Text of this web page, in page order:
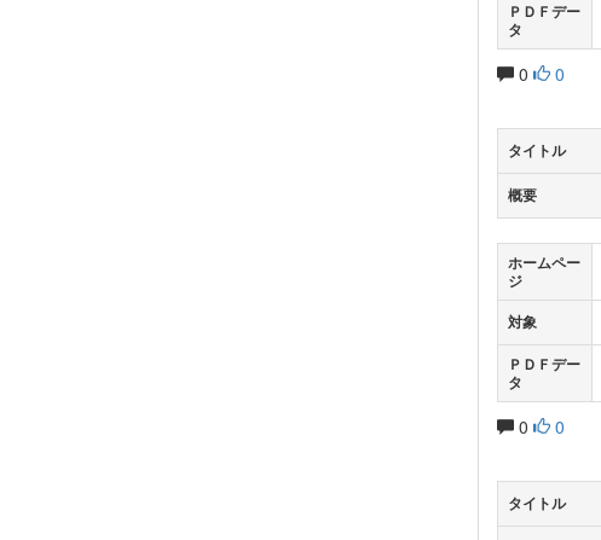
ＰＤＦデー
タ
0 0
タイトル
概要
ホームペー
ジ
対象
ＰＤＦデー
タ
0 0
タイトル